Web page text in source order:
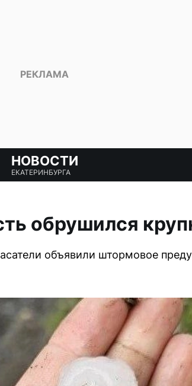
НОВОСТИ
ЕКАТЕРИНБУРГА
обрушился
объявили штормовое